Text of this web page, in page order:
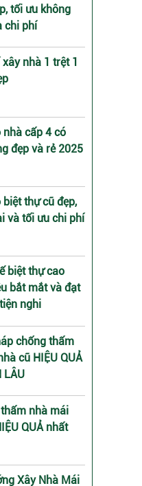
tối ưu không
chi phí
xây nhà 1 trệt 1
nhà cấp 4 có
đẹp và rẻ 2025
biệt thự cũ đẹp,
và tối ưu chi phí
biệt thự cao
bắt mắt và đạt
nghi
chống thấm
cũ HIỆU QUẢ
LÂU
nhà mái
QUẢ nhất
Xây Nhà Mái